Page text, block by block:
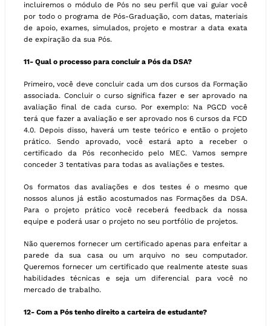
incluiremos o módulo de Pós no seu perfil que vai guiar você
por todo o programa de Pós-Graduação, com datas, materiais
de apoio, exames, simulados, projeto e mostrar a data exata
de expiração da sua Pós.
11- Qual o processo para concluir a Pós da DSA?
Primeiro, você deve concluir cada um dos cursos da Formação
associada. Concluir o curso significa fazer e ser aprovado na
avaliação final de cada curso. Por exemplo: Na PGCD você
terá que fazer a avaliação e ser aprovado nos 6 cursos da FCD
4.0. Depois disso, haverá um teste teórico e então o projeto
prático. Sendo aprovado, você estará apto a receber o
certificado da Pós reconhecido pelo MEC. Vamos sempre
conceder 3 tentativas para todas as avaliações e testes.
Os formatos das avaliações e dos testes é o mesmo que
nossos alunos já estão acostumados nas Formações da DSA.
Para o projeto prático você receberá feedback da nossa
equipe e poderá usar o projeto no seu portfólio de projetos.
Não queremos fornecer um certificado apenas para enfeitar a
parede da sua casa ou um arquivo no seu computador.
Queremos fornecer um certificado que realmente ateste suas
habilidades técnicas e seja um diferencial para você no
mercado de trabalho.
12- Com a Pós tenho direito a carteira de estudante?